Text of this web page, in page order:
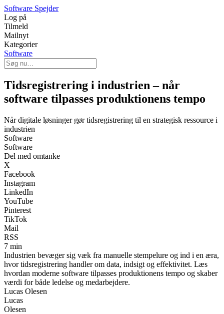
Software Spejder
Log på
Tilmeld
Mailnyt
Kategorier
Software
Tidsregistrering i industrien – når
software tilpasses produktionens tempo
Når digitale løsninger gør tidsregistrering til en strategisk ressource i
industrien
Software
Software
Del med omtanke
X
Facebook
Instagram
LinkedIn
YouTube
Pinterest
TikTok
Mail
RSS
7 min
Industrien bevæger sig væk fra manuelle stempelure og ind i en æra,
hvor tidsregistrering handler om data, indsigt og effektivitet. Læs
hvordan moderne software tilpasses produktionens tempo og skaber
værdi for både ledelse og medarbejdere.
Lucas Olesen
Lucas
Olesen